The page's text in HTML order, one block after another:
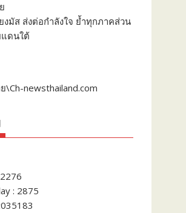
มัส ส่งต่อกำลังใจ ย้ำทุกภาคส่วน
แดนใต้
\Ch-newsthailand.com
: 2875